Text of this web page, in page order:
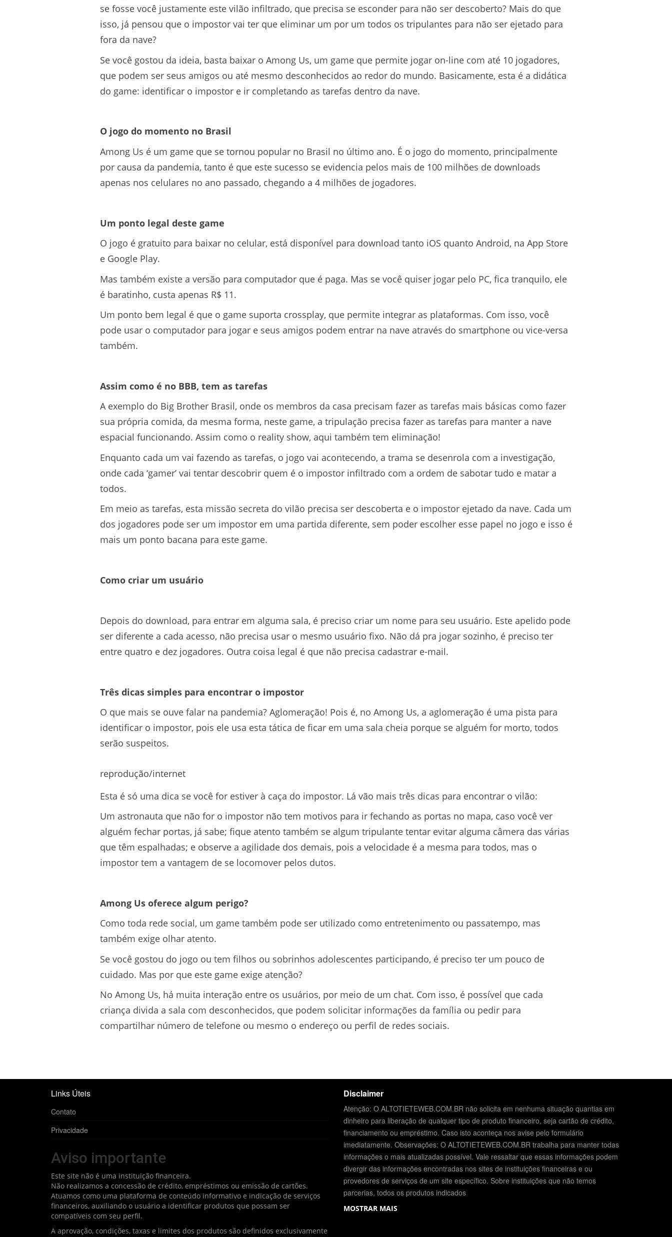
se fosse você justamente este vilão infiltrado, que precisa se esconder para não ser descoberto? Mais do que
isso, já pensou que o impostor vai ter que eliminar um por um todos os tripulantes para não ser ejetado para
fora da nave?
Se você gostou da ideia, basta baixar o Among Us, um game que permite jogar on-line com até 10 jogadores,
que podem ser seus amigos ou até mesmo desconhecidos ao redor do mundo. Basicamente, esta é a didática
do game: identificar o impostor e ir completando as tarefas dentro da nave.
O jogo do momento no Brasil
Among Us é um game que se tornou popular no Brasil no último ano. É o jogo do momento, principalmente
por causa da pandemia, tanto é que este sucesso se evidencia pelos mais de 100 milhões de downloads
apenas nos celulares no ano passado, chegando a 4 milhões de jogadores.
Um ponto legal deste game
O jogo é gratuito para baixar no celular, está disponível para download tanto iOS quanto Android, na App Store
e Google Play.
Mas também existe a versão para computador que é paga. Mas se você quiser jogar pelo PC, fica tranquilo, ele
é baratinho, custa apenas R$ 11.
Um ponto bem legal é que o game suporta crossplay, que permite integrar as plataformas. Com isso, você
pode usar o computador para jogar e seus amigos podem entrar na nave através do smartphone ou vice-versa
também.
Assim como é no BBB, tem as tarefas
A exemplo do Big Brother Brasil, onde os membros da casa precisam fazer as tarefas mais básicas como fazer
sua própria comida, da mesma forma, neste game, a tripulação precisa fazer as tarefas para manter a nave
espacial funcionando. Assim como o reality show, aqui também tem eliminação!
Enquanto cada um vai fazendo as tarefas, o jogo vai acontecendo, a trama se desenrola com a investigação,
onde cada ‘gamer’ vai tentar descobrir quem é o impostor infiltrado com a ordem de sabotar tudo e matar a
todos.
Em meio as tarefas, esta missão secreta do vilão precisa ser descoberta e o impostor ejetado da nave. Cada um
dos jogadores pode ser um impostor em uma partida diferente, sem poder escolher esse papel no jogo e isso é
mais um ponto bacana para este game.
Como criar um usuário
Depois do download, para entrar em alguma sala, é preciso criar um nome para seu usuário. Este apelido pode
ser diferente a cada acesso, não precisa usar o mesmo usuário fixo. Não dá pra jogar sozinho, é preciso ter
entre quatro e dez jogadores. Outra coisa legal é que não precisa cadastrar e-mail.
Três dicas simples para encontrar o impostor
O que mais se ouve falar na pandemia? Aglomeração! Pois é, no Among Us, a aglomeração é uma pista para
identificar o impostor, pois ele usa esta tática de ficar em uma sala cheia porque se alguém for morto, todos
serão suspeitos.
reprodução/internet
Esta é só uma dica se você for estiver à caça do impostor. Lá vão mais três dicas para encontrar o vilão:
Um astronauta que não for o impostor não tem motivos para ir fechando as portas no mapa, caso você ver
alguém fechar portas, já sabe; fique atento também se algum tripulante tentar evitar alguma câmera das várias
que têm espalhadas; e observe a agilidade dos demais, pois a velocidade é a mesma para todos, mas o
impostor tem a vantagem de se locomover pelos dutos.
Among Us oferece algum perigo?
Como toda rede social, um game também pode ser utilizado como entretenimento ou passatempo, mas
também exige olhar atento.
Se você gostou do jogo ou tem filhos ou sobrinhos adolescentes participando, é preciso ter um pouco de
cuidado. Mas por que este game exige atenção?
No Among Us, há muita interação entre os usuários, por meio de um chat. Com isso, é possível que cada
criança divida a sala com desconhecidos, que podem solicitar informações da família ou pedir para
compartilhar número de telefone ou mesmo o endereço ou perfil de redes sociais.
Links Úteis
Contato
Privacidade
Aviso importante
Este site não é uma instituição financeira.
Não realizamos a concessão de crédito, empréstimos ou emissão de cartões.
Atuamos como uma plataforma de conteúdo informativo e indicação de serviços
financeiros, auxiliando o usuário a identificar produtos que possam ser
compatíveis com seu perfil.
A aprovação, condições, taxas e limites dos produtos são definidos exclusivamente
Disclaimer
Atenção: O ALTOTIETEWEB.COM.BR não solicita em nenhuma situação quantias em
dinheiro para liberação de qualquer tipo de produto financeiro, seja cartão de crédito,
financiamento ou empréstimo. Caso isto aconteça nos avise pelo formulário
imediatamente. Observações: O ALTOTIETEWEB.COM.BR trabalha para manter todas
informações o mais atualizadas possível. Vale ressaltar que essas informações podem
divergir das informações encontradas nos sites de instituições financeiras e ou
provedores de serviços de um site específico. Sobre instituições que não temos
parcerias, todos os produtos indicados
MOSTRAR MAIS